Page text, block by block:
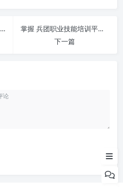
如何在 中嘉鑫盛-英华 平台快速完成学习任务？
掌握 兵团职业技能培训平台【常速版】-https://xspx.xjbthrss.cn/ 课程，简单刷课技巧分享！
下一篇